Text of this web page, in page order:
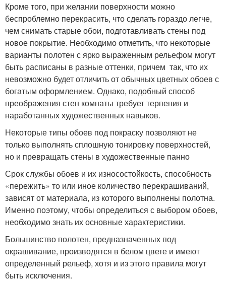
Кроме того, при желании поверхности можно
беспроблемно перекрасить, что сделать гораздо легче,
чем снимать старые обои, подготавливать стены под
новое покрытие. Необходимо отметить, что некоторые
варианты полотен с ярко выраженным рельефом могут
быть расписаны в разные оттенки, причем так, что их
невозможно будет отличить от обычных цветных обоев с
богатым оформлением. Однако, подобный способ
преображения стен комнаты требует терпения и
наработанных художественных навыков.
Некоторые типы обоев под покраску позволяют не
только выполнять сплошную тонировку поверхностей,
но и превращать стены в художественные панно
Срок службы обоев и их износостойкость, способность
«пережить» то или иное количество перекрашиваний,
зависят от материала, из которого выполнены полотна.
Именно поэтому, чтобы определиться с выбором обоев,
необходимо знать их основные характеристики.
Большинство полотен, предназначенных под
окрашивание, производятся в белом цвете и имеют
определенный рельеф, хотя и из этого правила могут
быть исключения.